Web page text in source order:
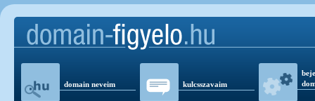
domain neveim kulcsszavaim